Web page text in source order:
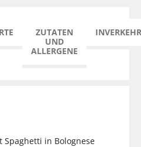
ZUTATEN
UND
ALLERGENE
Spaghetti in Bolognese